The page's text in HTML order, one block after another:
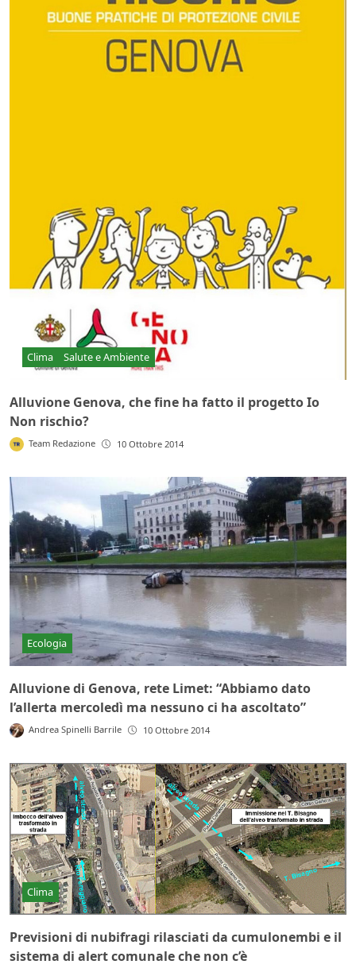
Clima Salute e Ambiente
Alluvione Genova, che fine ha fatto il progetto Io
Non rischio?
Team Redazione 10 Ottobre 2014
Ecologia
Alluvione di Genova, rete Limet: “Abbiamo dato
l’allerta mercoledì ma nessuno ci ha ascoltato”
Andrea Spinelli Barrile 10 Ottobre 2014
Clima
Previsioni di nubifragi rilasciati da cumulonembi e il
sistema di alert comunale che non c’è